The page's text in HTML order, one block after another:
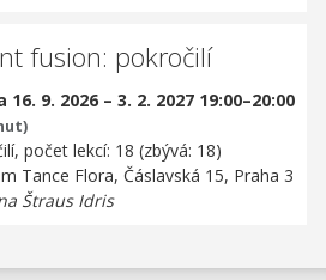
fusion: pokročilí
16. 9. 2026 – 3. 2. 2027 19:00–20:00
počet lekcí: 18 (zbývá: 18)
Tance Flora, Čáslavská 15, Praha 3
Štraus Idris